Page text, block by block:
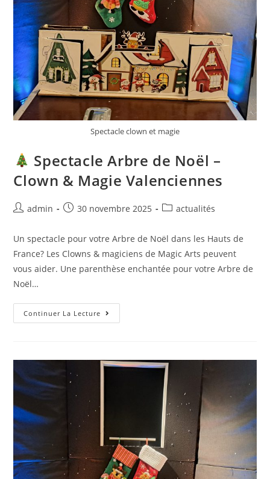
Spectacle clown et magie
Spectacle Arbre de Noël –
Clown & Magie Valenciennes
admin 30 novembre 2025 actualités
Un spectacle pour votre Arbre de Noël dans les Hauts de
France? Les Clowns & magiciens de Magic Arts peuvent
vous aider. Une parenthèse enchantée pour votre Arbre de
Noël…
Continuer La Lecture